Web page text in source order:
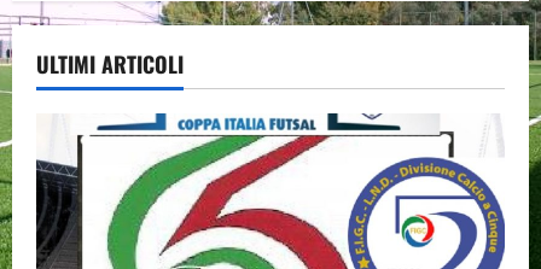
ULTIMI ARTICOLI